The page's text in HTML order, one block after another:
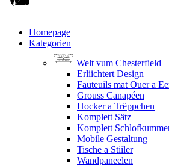
Homepage
Kategorien
Welt vum Chesterfield
Erliichtert Design
Fauteuils mat Ouer a
Grouss Canapéen
Hocker a Trëppchen
Komplett Sätz
Komplett
Mobile Gestaltung
Tische a Stiiler
Wandpaneelen